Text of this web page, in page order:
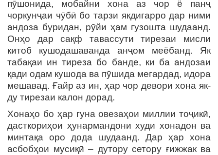
пӯшонида, мобайни хона аз чор ё панҷ
чоркунҷаи чӯбӣ бо тарзи якдигарро дар ними
андоза буридан, рӯйи ҳам гузошта шудаанд.
Онҳо дар сақф тавассути тирезаи мисли
китоб кушодашаванда анҷом меёбанд. Як
табақаи ин тиреза бо банде, ки ба андозаи
қади одам кушода ва пӯшида мегардад, идора
мешавад. Ғайр аз ин, ҳар чор девори хона як-
ду тирезаи калон дорад.
Хонаҳо бо ҳар гуна овезаҳои миллии тоҷикӣ,
дасткориҳои ҳунармандони худи хонадон ва
минтақа оро дода шудаанд. Дар ҳар хона
асбобҳои мусиқӣ – дутору сетору ғижжак ва